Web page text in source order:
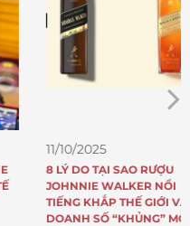
11/10/2025
8 LÝ DO TẠI SAO RƯỢU
JOHNNIE WALKER NỔI
TIẾNG KHẮP THẾ GIỚI VÀ CÓ
DOANH SỐ “KHỦNG” MỖI